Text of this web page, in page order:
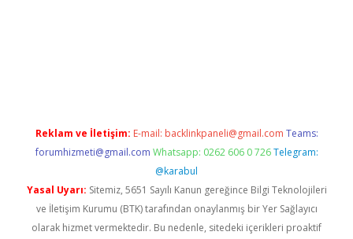
Reklam ve İletişim: E-mail: backlinkpaneli@gmail.com Teams:
forumhizmeti@gmail.com Whatsapp: 0262 606 0 726 Telegram:
@karabul
Yasal Uyarı: Sitemiz, 5651 Sayılı Kanun gereğince Bilgi Teknolojileri
ve İletişim Kurumu (BTK) tarafından onaylanmış bir Yer Sağlayıcı
olarak hizmet vermektedir. Bu nedenle, sitedeki içerikleri proaktif